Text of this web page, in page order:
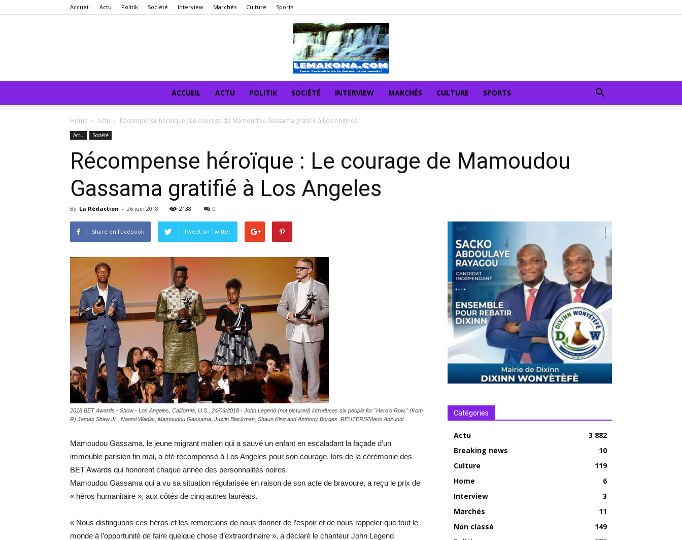
Accueil Actu Politik Société Interview Marchés Culture Sports
ACCUEIL ACTU POLITIK SOCIÉTÉ INTERVIEW MARCHÉS CULTURE SPORTS
Home Actu Récompense héroïque : Le courage de Mamoudou Gassama gratifié à Los Angeles
Actu Société
Récompense héroïque : Le courage de Mamoudou
Gassama gratifié à Los Angeles
By La Rédaction - 26 juin 2018 2138 0
Share on Facebook Tweet on Twitter
2018 BET Awards - Show - Los Angeles, California, U.S., 24/06/2018 - John Legend (not pictured) introduces six people for "Hero's Row," (from
R) James Shaw Jr., Naomi Wadler, Mamoudou Gassama, Justin Blackman, Shaun King and Anthony Borges. REUTERS/Mario Anzuoni
Mamoudou Gassama, le jeune migrant malien qui a sauvé un enfant en escaladant la façade d’un
immeuble parisien fin mai, a été récompensé à Los Angeles pour son courage, lors de la cérémonie des
BET Awards qui honorent chaque année des personnalités noires.
Mamoudou Gassama qui a vu sa situation régularisée en raison de son acte de bravoure, a reçu le prix de
« héros humanitaire », aux côtés de cinq autres lauréats.
« Nous distinguons ces héros et les remercions de nous donner de l’espoir et de nous rappeler que tout le
monde à l’opportunité de faire quelque chose d’extraordinaire », a déclaré le chanteur John Legend
Catégories
Actu
3 882
Breaking news
10
Culture
119
Home
6
Interview
3
Marchés
11
Non classé
149